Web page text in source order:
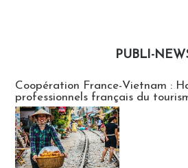
PUBLI-
Coopération France-Vietnam :
professionnels français du